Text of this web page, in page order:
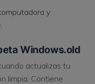
y
Windows.old
actualizas tu
limpia. Contiene